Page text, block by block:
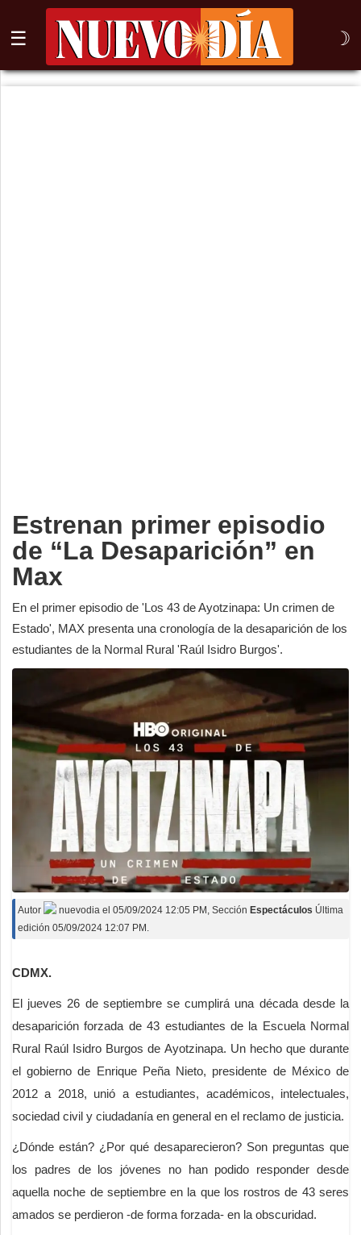
☰ ☽
⌕
Estrenan primer episodio
de “La Desaparición” en
Max
En el primer episodio de 'Los 43 de Ayotzinapa: Un crimen de
Estado', MAX presenta una cronología de la desaparición de los
estudiantes de la Normal Rural 'Raúl Isidro Burgos'.
Autor nuevodia el 05/09/2024 12:05 PM , Sección Espectáculos Última
edición 05/09/2024 12:07 PM.
CDMX.
El jueves 26 de septiembre se cumplirá una década desde la
desaparición forzada de 43 estudiantes de la Escuela Normal
Rural Raúl Isidro Burgos de Ayotzinapa. Un hecho que durante
el gobierno de Enrique Peña Nieto, presidente de México de
2012 a 2018, unió a estudiantes, académicos, intelectuales,
sociedad civil y ciudadanía en general en el reclamo de justicia.
¿Dónde están? ¿Por qué desaparecieron? Son preguntas que
los padres de los jóvenes no han podido responder desde
aquella noche de septiembre en la que los rostros de 43 seres
amados se perdieron -de forma forzada- en la obscuridad.